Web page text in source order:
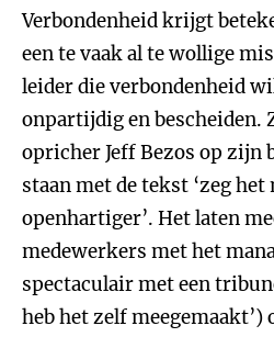
Verbondenheid krijgt
een te vaak al te wollige
leider die verbondenheid
onpartijdig en bescheiden.
opricher Jeff Bezos op zijn
staan met de tekst ‘zeg
openhartiger’. Het laten
medewerkers met het
spectaculair met een
heb het zelf